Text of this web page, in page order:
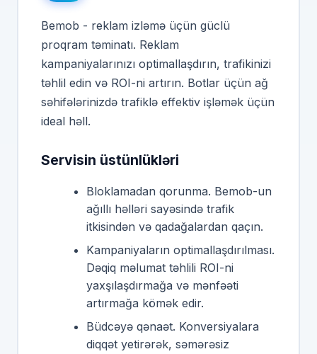
Bemob - reklam izləmə üçün güclü
proqram təminatı. Reklam
kampaniyalarınızı optimallaşdırın, trafikinizi
təhlil edin və ROI-ni artırın. Botlar üçün ağ
səhifələrinizdə trafiklə effektiv işləmək üçün
ideal həll.
Servisin üstünlükləri
Bloklamadan qorunma. Bemob-un
ağıllı həlləri sayəsində trafik
itkisindən və qadağalardan qaçın.
Kampaniyaların optimallaşdırılması.
Dəqiq məlumat təhlili ROI-ni
yaxşılaşdırmağa və mənfəəti
artırmağa kömək edir.
Büdcəyə qənaət. Konversiyalara
diqqət yetirərək, səmərəsiz